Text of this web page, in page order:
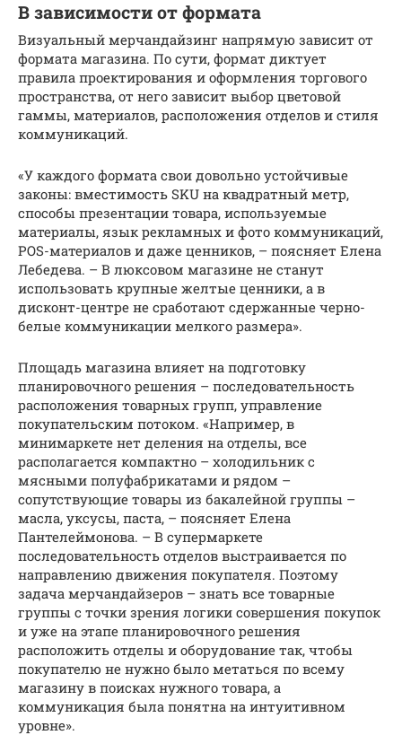
В зависимости от формата
Визуальный мерчандайзинг напрямую зависит от
формата магазина. По сути, формат диктует
правила проектирования и оформления торгового
пространства, от него зависит выбор цветовой
гаммы, материалов, расположения отделов и стиля
коммуникаций.
«У каждого формата свои довольно устойчивые
законы: вместимость SKU на квадратный метр,
способы презентации товара, используемые
материалы, язык рекламных и фото коммуникаций,
POS-материалов и даже ценников, – поясняет Елена
Лебедева. – В люксовом магазине не станут
использовать крупные желтые ценники, а в
дисконт-центре не сработают сдержанные черно-
белые коммуникации мелкого размера».
Площадь магазина влияет на подготовку
планировочного решения – последовательность
расположения товарных групп, управление
покупательским потоком. «Например, в
минимаркете нет деления на отделы, все
располагается компактно – холодильник с
мясными полуфабрикатами и рядом –
сопутствующие товары из бакалейной группы –
масла, уксусы, паста, – поясняет Елена
Пантелеймонова. – В супермаркете
последовательность отделов выстраивается по
направлению движения покупателя. Поэтому
задача мерчандайзеров – знать все товарные
группы с точки зрения логики совершения покупок
и уже на этапе планировочного решения
расположить отделы и оборудование так, чтобы
покупателю не нужно было метаться по всему
магазину в поисках нужного товара, а
коммуникация была понятна на интуитивном
уровне».